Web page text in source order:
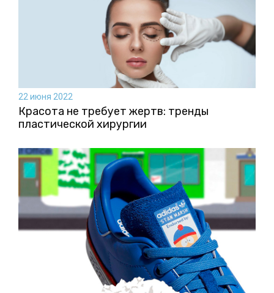
22 июня 2022
Красота не требует жертв: тренды
пластической хирургии